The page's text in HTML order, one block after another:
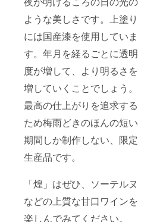
ような美しさです。上塗り
には国産漆を使用していま
す。年月を経るごとに透明
度が増して、より明るさを
増していくことでしょう。
最高の仕上がりを追求する
ため梅雨どきのほんの短い
期間しか制作しない、限定
生産品です。
「煌」はぜひ、ソーテルヌ
などの上質な甘口ワインを
楽しんでみてください。